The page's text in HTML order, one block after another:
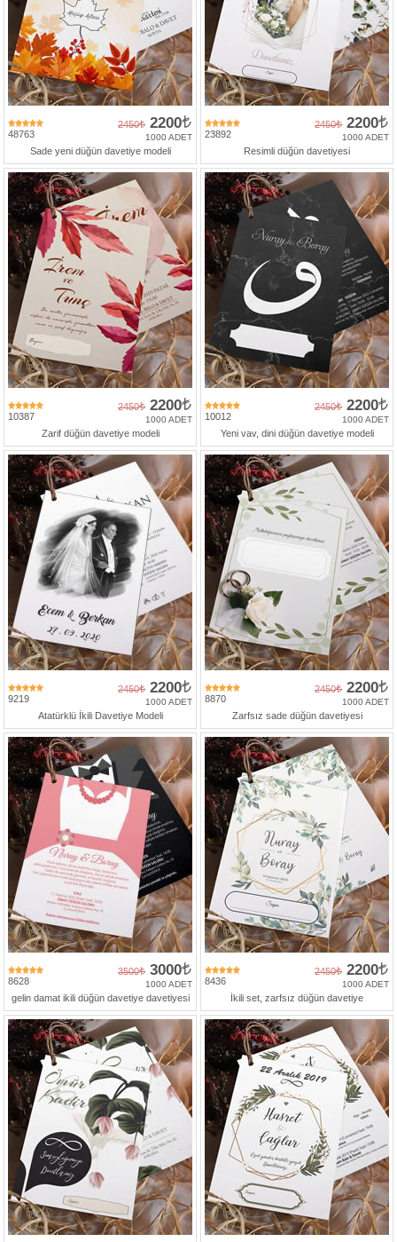
48763
2450 2200
1000 ADET
Sade yeni düğün davetiye modeli
23892
2450 2200
1000 ADET
Resimli düğün davetiyesi
10387
2450 2200
1000 ADET
Zarif düğün davetiye modeli
10012
2450 2200
1000 ADET
Yeni vav, dini düğün davetiye modeli
9219
2450 2200
1000 ADET
Atatürklü İkili Davetiye Modeli
8870
2450 2200
1000 ADET
Zarfsız sade düğün davetiyesi
8628
3500 3000
1000 ADET
gelin damat ikili düğün davetiye davetiyesi
8436
2450 2200
1000 ADET
İkili set, zarfsız düğün davetiye